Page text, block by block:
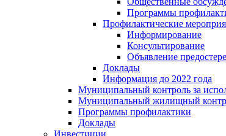
Программы
Профилактические
Информирование
Консультирование
Объявление
Доклады
Информация до 2022 года
Муниципальный контроль за
Муниципальный жилищный
Программы профилактики
Доклады
Инвестиции